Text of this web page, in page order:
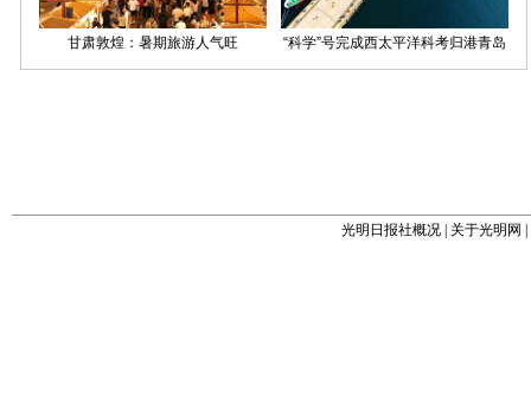
光明日报社概况 关于光明网